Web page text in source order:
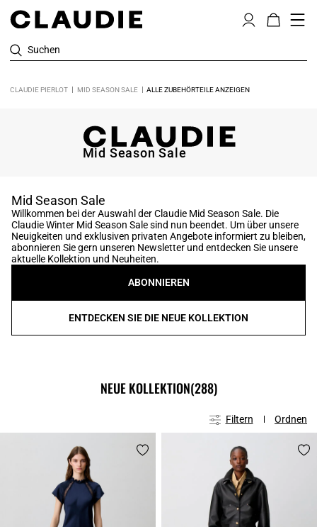
Suchen
CLAUDIE PIERLOT MID SEASON SALE ALLE ZUBEHÖRTEILE ANZEIGEN
Mid Season Sale
Mid Season Sale
Willkommen bei der Auswahl der Claudie Mid Season Sale. Die
Claudie Winter Mid Season Sale sind nun beendet. Um über unsere
Neuigkeiten und exklusiven privaten Angebote informiert zu bleiben,
abonnieren Sie gern unseren Newsletter und entdecken Sie unsere
aktuelle Kollektion und Neuheiten.
ABONNIEREN
ENTDECKEN SIE DIE NEUE KOLLEKTION
NEUE KOLLEKTION(288)
Filtern Ordnen